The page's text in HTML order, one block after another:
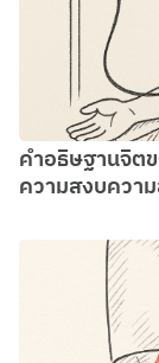
คำอธิษฐานจิต
ความสงบควา